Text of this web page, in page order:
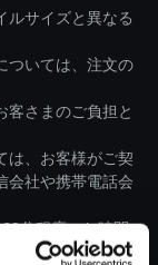
ルサイズと異なる
ついては、注文の
客さまのご負担と
は、お客様がご契
会社や携帯電話会
分程度のお時間